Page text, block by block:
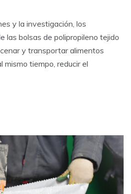
y la investigación, los
las bolsas de polipropileno tejido
y transportar alimentos
mismo tiempo, reducir el